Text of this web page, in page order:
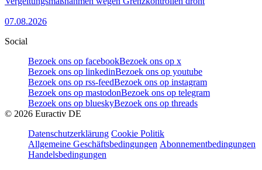
07.08.2026
Social
Bezoek ons op facebookBezoek ons op x
Bezoek ons op linkedinBezoek ons op youtube
Bezoek ons op rss-feedBezoek ons op instagram
Bezoek ons op mastodonBezoek ons op telegram
Bezoek ons op blueskyBezoek ons op threads
© 2026 Euractiv DE
Datenschutzerklärung Cookie Politik
Allgemeine Geschäftsbedingungen Abonnementbedingungen
Handelsbedingungen